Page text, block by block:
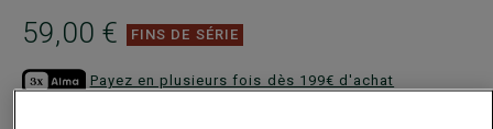
59,00 € FINS DE SÉRIE
Payez en plusieurs fois dès 199€ d'achat